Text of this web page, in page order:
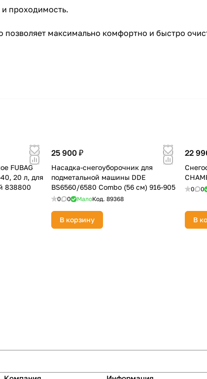
проходимость.
максимально комфортно и быстро
FUBAG
20 л, для
838800
25 900 ₽
Насадка-снегоуборочник для
подметальной машины DDE
BS6560/6580 Combo (56 см) 916-905
0 0 МалоКод. 89368
В корзину
22
0 0
В